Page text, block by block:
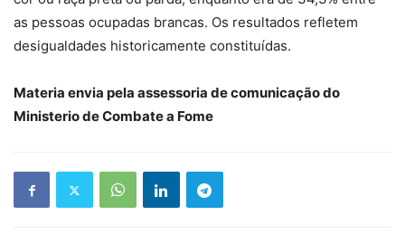
as pessoas ocupadas brancas. Os resultados refletem
desigualdades historicamente constituídas.
Materia envia pela assessoria de comunicação do
Ministerio de Combate a Fome